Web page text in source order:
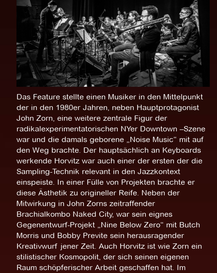
Das Feature stellte einen Musiker in den Mittelpunkt
der in den 1980er Jahren, neben Hauptprotagonist
John Zorn, eine weitere zentrale Figur der
radikalexperimentatorischen NYer Downtown –Szene
war und die damals geborene „Noise Music“ mit auf
den Weg brachte. Der hauptsächlich an Keyboards
werkende Horvitz war auch einer der ersten der die
Sampling-Technik relevant in den Jazzkontext
einspeiste. In einer Fülle von Projekten brachte er
diese Ästhetik zu origineller Reife. Neben der
Mitwirkung in John Zorns zeitraffender
Brachialkombo Naked City, war sein eignes
Gegenentwurf-Projekt „Nine Below Zero“ mit Butch
Morris und Bobby Previte sein herausragender
Kreativwurf jener Zeit. Auch Horvitz ist wie Zorn ein
stilistischer Kosmopolit, der sich seinen eigenen
Raum schöpferischer Arbeit geschaffen hat. Im